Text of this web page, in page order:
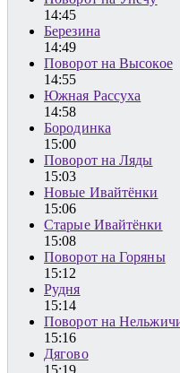
14:45
Березина
14:49
Поворот на Высокое
14:55
Южная Рассуха
14:58
Бородинка
15:00
Поворот на Ляды
15:03
Новые Ивайтёнки
15:06
Старые Ивайтёнки
15:08
Поворот на Горяны
15:12
Рудня
15:14
Поворот на
15:16
Дягово